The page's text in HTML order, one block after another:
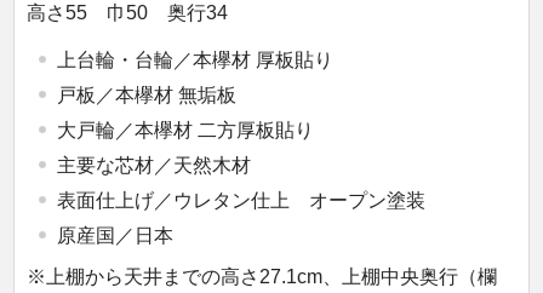
高さ55 巾50 奥行34
上台輪・台輪／本欅材 厚板貼り
戸板／本欅材 無垢板
大戸輪／本欅材 二方厚板貼り
主要な芯材／天然木材
表面仕上げ／ウレタン仕上 オープン塗装
原産国／日本
※上棚から天井までの高さ27.1cm、上棚中央奥行（欄